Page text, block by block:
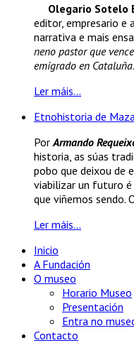
Olegario Sotelo
editor, empresario e
narrativa e mais
neno pastor que
emigrado en Cataluña
Ler máis...
Etnohistoria de
Por Armando
historia, as súas
pobo que deixou de
viabilizar un futuro é
que viñemos sendo.
Ler máis...
Inicio
A Fundación
O museo
Horario Museo
Presentación
Entra no
Contacto